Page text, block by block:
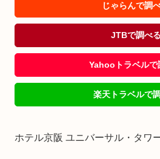
じゃらんで調
JTBで調べる
Yahooトラベルで
楽天トラベルで
ホテル京阪 ユニバーサル・タワ